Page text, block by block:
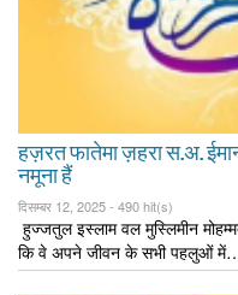
हज़रत फातेमा ज़हरा स.अ.
नमूना हैं
दिसम्बर 12, 2025 - 490 hit(s)
हुज्जतुल इस्लाम वल मुस्लिमीन
कि वे अपने जीवन के सभी पहलुओं